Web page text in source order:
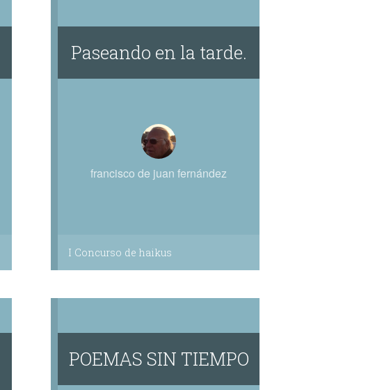
Paseando en la tarde.
francisco de juan fernández
I Concurso de haikus
POEMAS SIN TIEMPO